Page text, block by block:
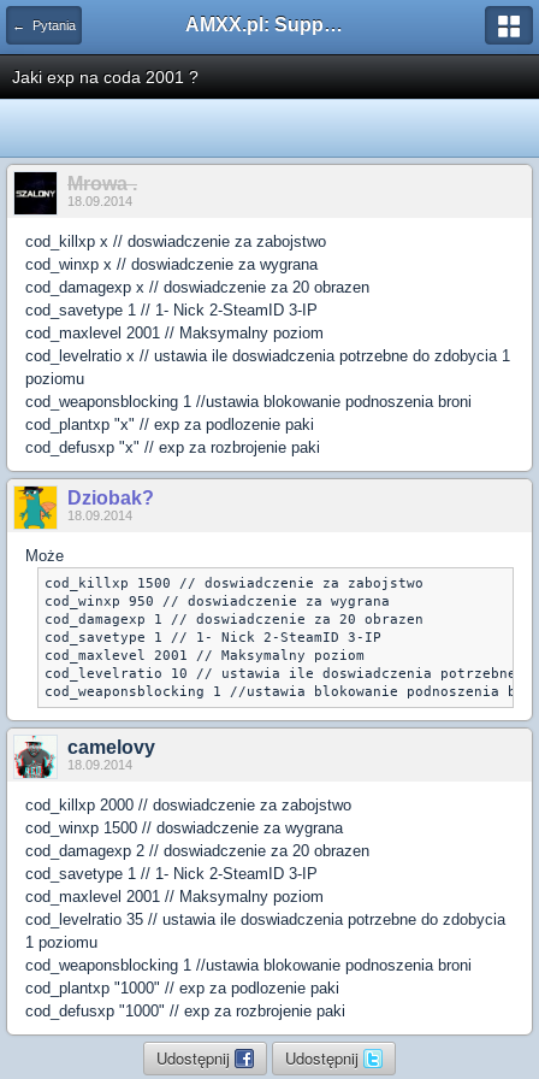
← Pytania AMXX.pl: Support AMX Mod X i SourceMod
Jaki exp na coda 2001 ?
Mrowa .
18.09.2014
cod_killxp x // doswiadczenie za zabojstwo
cod_winxp x // doswiadczenie za wygrana
cod_damagexp x // doswiadczenie za 20 obrazen
cod_savetype 1 // 1- Nick 2-SteamID 3-IP
cod_maxlevel 2001 // Maksymalny poziom
cod_levelratio x // ustawia ile doswiadczenia potrzebne do zdobycia 1
poziomu
cod_weaponsblocking 1 //ustawia blokowanie podnoszenia broni
cod_plantxp "x" // exp za podlozenie paki
cod_defusxp "x" // exp za rozbrojenie paki
Dziobak?
18.09.2014
Może
cod_killxp 1500 // doswiadczenie za zabojstwo
cod_winxp 950 // doswiadczenie za wygrana
cod_damagexp 1 // doswiadczenie za 20 obrazen
cod_savetype 1 // 1- Nick 2-SteamID 3-IP
cod_maxlevel 2001 // Maksymalny poziom
cod_levelratio 10 // ustawia ile doswiadczenia potrzebne do
camelovy
18.09.2014
cod_killxp 2000 // doswiadczenie za zabojstwo
cod_winxp 1500 // doswiadczenie za wygrana
cod_damagexp 2 // doswiadczenie za 20 obrazen
cod_savetype 1 // 1- Nick 2-SteamID 3-IP
cod_maxlevel 2001 // Maksymalny poziom
cod_levelratio 35 // ustawia ile doswiadczenia potrzebne do zdobycia
1 poziomu
cod_weaponsblocking 1 //ustawia blokowanie podnoszenia broni
cod_plantxp "1000" // exp za podlozenie paki
cod_defusxp "1000" // exp za rozbrojenie paki
Udostępnij Udostępnij